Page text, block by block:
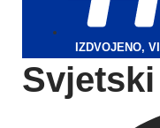
IZDVOJENO,